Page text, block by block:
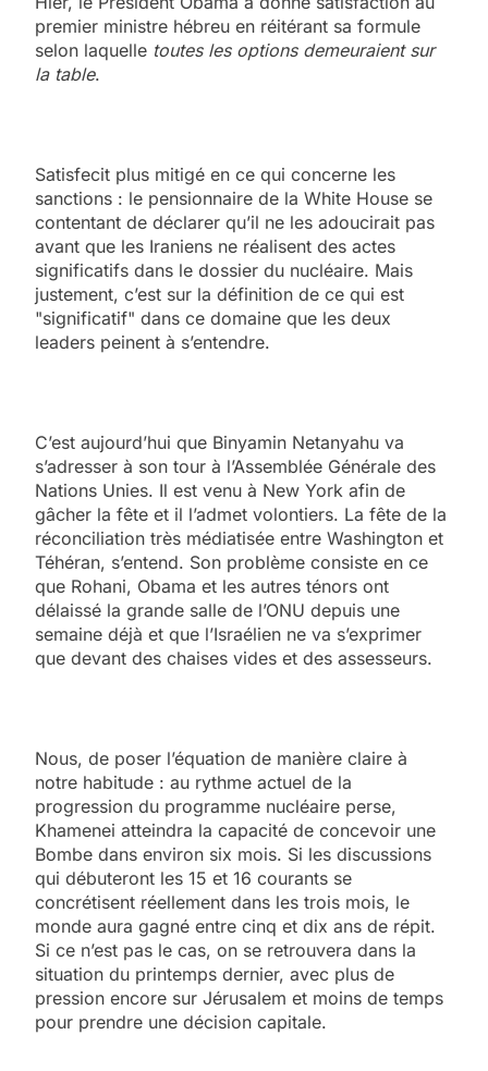
premier ministre hébreu en réitérant sa formule
selon laquelle toutes les options demeuraient sur
la table.
Satisfecit plus mitigé en ce qui concerne les
sanctions : le pensionnaire de la White House se
contentant de déclarer qu’il ne les adoucirait pas
avant que les Iraniens ne réalisent des actes
significatifs dans le dossier du nucléaire. Mais
justement, c’est sur la définition de ce qui est
"significatif" dans ce domaine que les deux
leaders peinent à s’entendre.
C’est aujourd’hui que Binyamin Netanyahu va
s’adresser à son tour à l’Assemblée Générale des
Nations Unies. Il est venu à New York afin de
gâcher la fête et il l’admet volontiers. La fête de la
réconciliation très médiatisée entre Washington et
Téhéran, s’entend. Son problème consiste en ce
que Rohani, Obama et les autres ténors ont
délaissé la grande salle de l’ONU depuis une
semaine déjà et que l’Israélien ne va s’exprimer
que devant des chaises vides et des assesseurs.
Nous, de poser l’équation de manière claire à
notre habitude : au rythme actuel de la
progression du programme nucléaire perse,
Khamenei atteindra la capacité de concevoir une
Bombe dans environ six mois. Si les discussions
qui débuteront les 15 et 16 courants se
concrétisent réellement dans les trois mois, le
monde aura gagné entre cinq et dix ans de répit.
Si ce n’est pas le cas, on se retrouvera dans la
situation du printemps dernier, avec plus de
pression encore sur Jérusalem et moins de temps
pour prendre une décision capitale.